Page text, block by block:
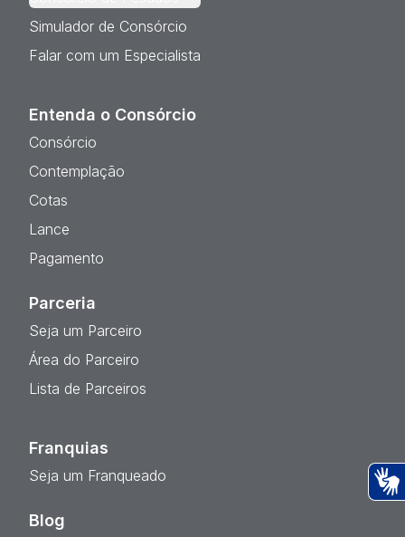
Simulador de Consórcio
Falar com um Especialista
Entenda o Consórcio
Consórcio
Contemplação
Cotas
Lance
Pagamento
Parceria
Seja um Parceiro
Área do Parceiro
Lista de Parceiros
Franquias
Seja um Franqueado
Blog